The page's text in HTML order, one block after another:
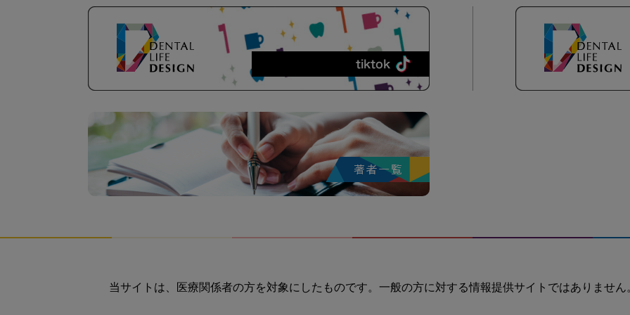
当サイトは、医療関係者の方を対象にしたものです。一般の方に対する情報提供サイトではありません